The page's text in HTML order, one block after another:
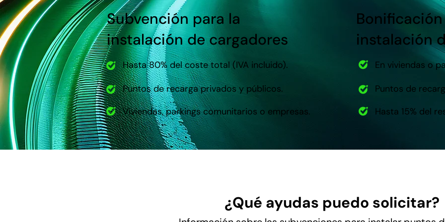
Subvención para la
instalación de cargadores
Hasta 80% del coste total (IVA incluido).
Puntos de recarga privados y públicos.
Viviendas, parkings comunitarios o empresas.
Bonificación
instalación
En viviendas o
Puntos de
Hasta 15% del
¿Qué ayudas puedo solicitar?